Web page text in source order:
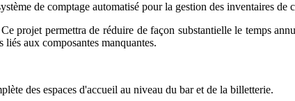
de comptage automatisé pour la gestion des inventaires de
Ce projet permettra de réduire de façon substantielle le temps
liés aux composantes manquantes.
des espaces d'accueil au niveau du bar et de la billetterie.